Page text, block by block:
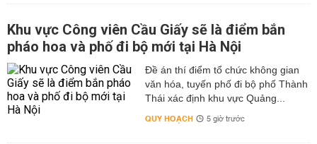
Khu vực Công viên Cầu Giấy sẽ là điểm bắn
pháo hoa và phố đi bộ mới tại Hà Nội
Đề án thí điểm tổ chức không gian
văn hóa, tuyến phố đi bộ phố Thành
Thái xác định khu vực Quảng...
QUY HOẠCH 5 giờ trước